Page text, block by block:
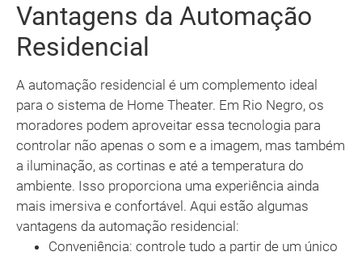
Vantagens da Automação
Residencial
A automação residencial é um complemento ideal
para o sistema de Home Theater. Em Rio Negro, os
moradores podem aproveitar essa tecnologia para
controlar não apenas o som e a imagem, mas também
a iluminação, as cortinas e até a temperatura do
ambiente. Isso proporciona uma experiência ainda
mais imersiva e confortável. Aqui estão algumas
vantagens da automação residencial:
Conveniência: controle tudo a partir de um único